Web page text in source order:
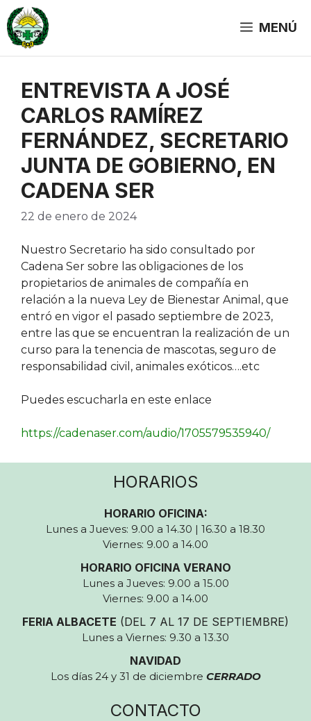
Saltar
al
contenido
MENÚ
ENTREVISTA A JOSÉ
CARLOS RAMÍREZ
FERNÁNDEZ, SECRETARIO
JUNTA DE GOBIERNO, EN
CADENA SER
22 de enero de 2024
Nuestro Secretario ha sido consultado por
Cadena Ser sobre las obligaciones de los
propietarios de animales de compañía en
relación a la nueva Ley de Bienestar Animal, que
entró en vigor el pasado septiembre de 2023,
entre las que se encuentran la realización de un
curso para la tenencia de mascotas, seguro de
responsabilidad civil, animales exóticos….etc
Puedes escucharla en este enlace
https://cadenaser.com/audio/1705579535940/
HORARIOS
HORARIO OFICINA:
Lunes a Jueves: 9.00 a 14.30 | 16.30 a 18.30
Viernes: 9.00 a 14.00
HORARIO OFICINA VERANO
Lunes a Jueves: 9.00 a 15.00
Viernes: 9.00 a 14.00
FERIA ALBACETE (DEL 7 AL 17 DE SEPTIEMBRE)
Lunes a Viernes: 9.30 a 13.30
NAVIDAD
Los días 24 y 31 de diciembre CERRADO
CONTACTO